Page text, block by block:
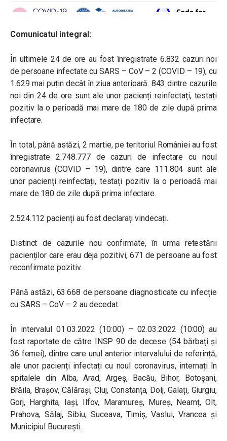
Comunicatul integral:
În ultimele 24 de ore au fost înregistrate 6.832 cazuri noi
de persoane infectate cu SARS – CoV – 2 (COVID – 19), cu
1.629 mai puțin decât în ziua anterioară. 843 dintre cazurile
noi din 24 de ore sunt ale unor pacienți reinfectați, testați
pozitiv la o perioadă mai mare de 180 de zile după prima
infectare.
În total, până astăzi, 2 martie, pe teritoriul României au fost
înregistrate 2.748.777 de cazuri de infectare cu noul
coronavirus (COVID – 19), dintre care 111.804 sunt ale
unor pacienți reinfectați, testați pozitiv la o perioadă mai
mare de 180 de zile după prima infectare.
2.524.112 pacienți au fost declarați vindecați.
Distinct de cazurile nou confirmate, în urma retestării
pacienților care erau deja pozitivi, 671 de persoane au fost
reconfirmate pozitiv.
Până astăzi, 63.668 de persoane diagnosticate cu infecție
cu SARS – CoV – 2 au decedat.
În intervalul 01.03.2022 (10:00) – 02.03.2022 (10:00) au
fost raportate de către INSP 90 de decese (54 bărbați și
36 femei), dintre care unul anterior intervalului de referință,
ale unor pacienți infectați cu noul coronavirus, internați în
spitalele din Alba, Arad, Argeș, Bacău, Bihor, Botoșani,
Brăila, Brașov, Călărași, Cluj, Constanța, Dolj, Galați, Giurgiu,
Gorj, Harghita, Iași, Ilfov, Maramureș, Mureș, Neamț, Olt,
Prahova, Sălaj, Sibiu, Suceava, Timiș, Vaslui, Vrancea și
Municipiul București.